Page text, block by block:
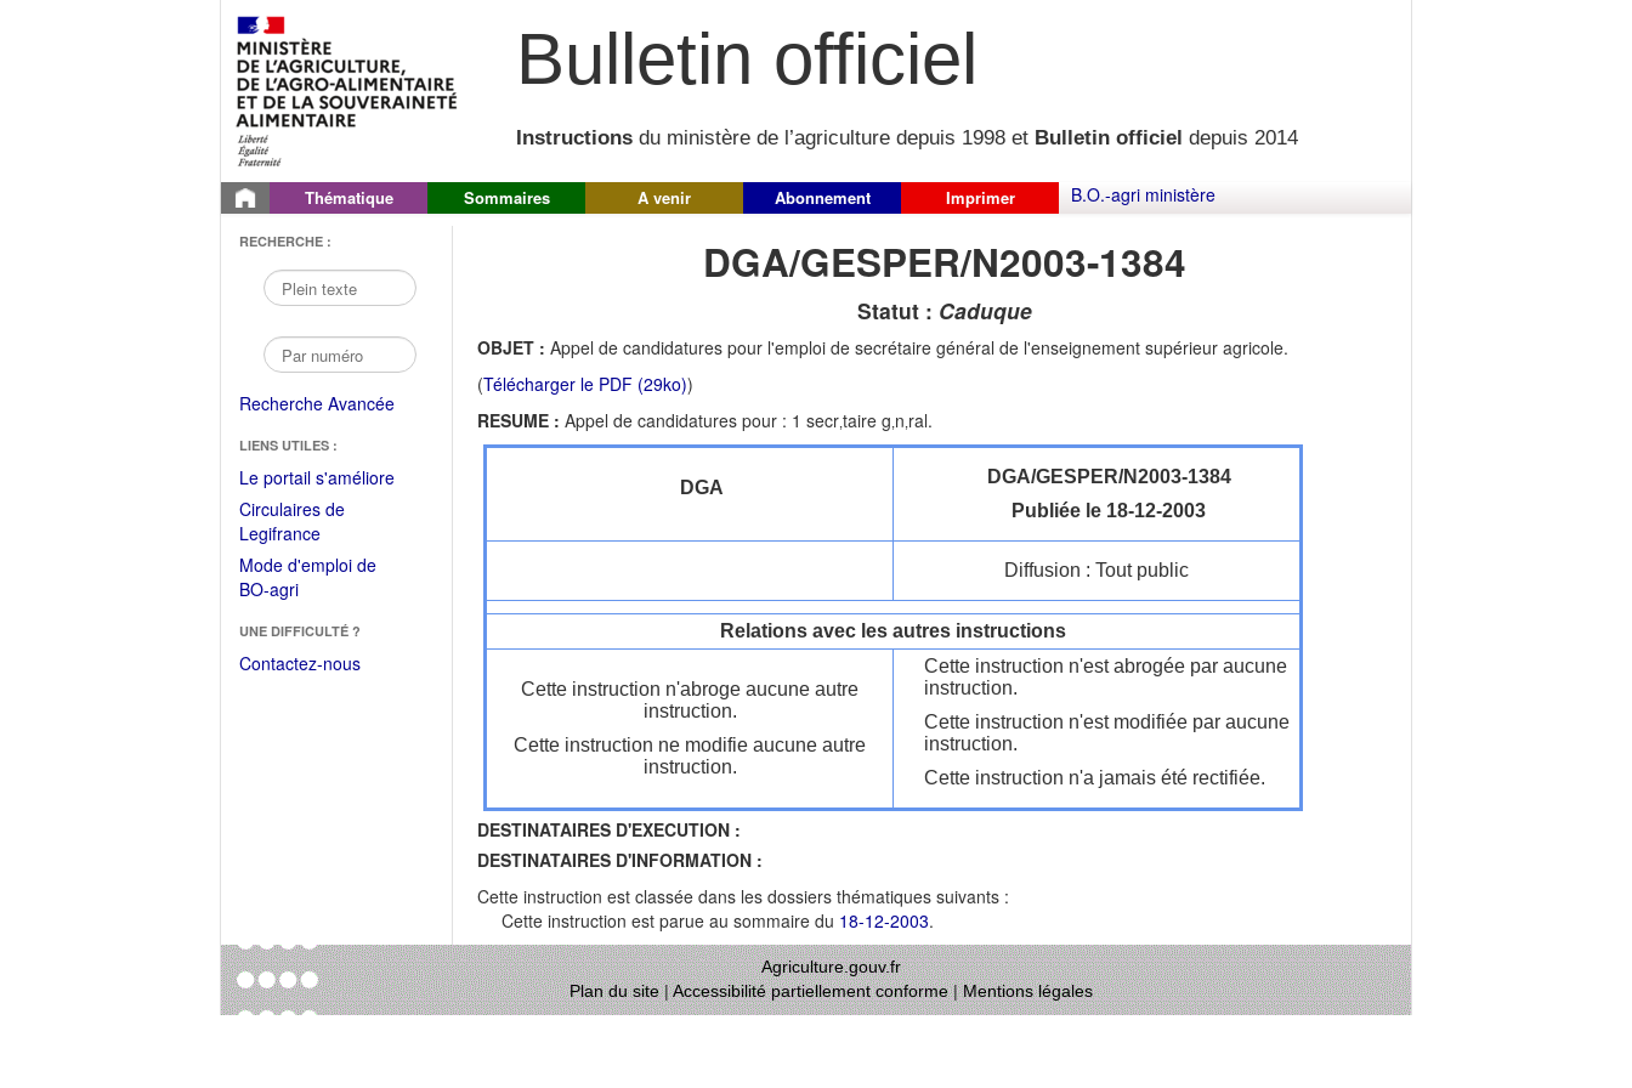
Bulletin officiel
Instructions du ministère de l’agriculture depuis 1998 et Bulletin officiel depuis 2014
Thématique Sommaires A venir Abonnement Imprimer B.O.-agri ministère
RECHERCHE :
Recherche Avancée
LIENS UTILES :
Le portail s'améliore(Fichier
Circulaires de
Legifrance(Ouvrir
dans
une
fenêtre)
Mode d'emploi de
BO-agri(Ouvrir
une
nouvelle
UNE DIFFICULTÉ ?
Contactez-nous
DGA/GESPER/N2003-1384
Statut : Caduque
OBJET : Appel de candidatures pour l'emploi de secrétaire général de l'enseignement supérieur agricole.
(Télécharger le PDF (29ko))
RESUME : Appel de candidatures pour : 1 secr‚taire g‚n‚ral.
DGA
DGA/GESPER/N2003-1384
Publiée le 18-12-2003
Diffusion : Tout public
Relations avec les autres instructions
Cette instruction n'abroge aucune autre
instruction.
Cette instruction ne modifie aucune autre
instruction.
Cette instruction n'est abrogée par aucune
instruction.
Cette instruction n'est modifiée par aucune
instruction.
Cette instruction n'a jamais été rectifiée.
DESTINATAIRES D'EXECUTION :
DESTINATAIRES D'INFORMATION :
Cette instruction est classée dans les dossiers thématiques suivants :
Cette instruction est parue au sommaire du 18-12-2003.
Agriculture.gouv.fr
Plan du site|Accessibilité partiellement conforme|Mentions légales